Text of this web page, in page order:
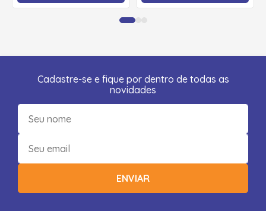
Cadastre-se e fique por dentro de todas as
novidades
ENVIAR